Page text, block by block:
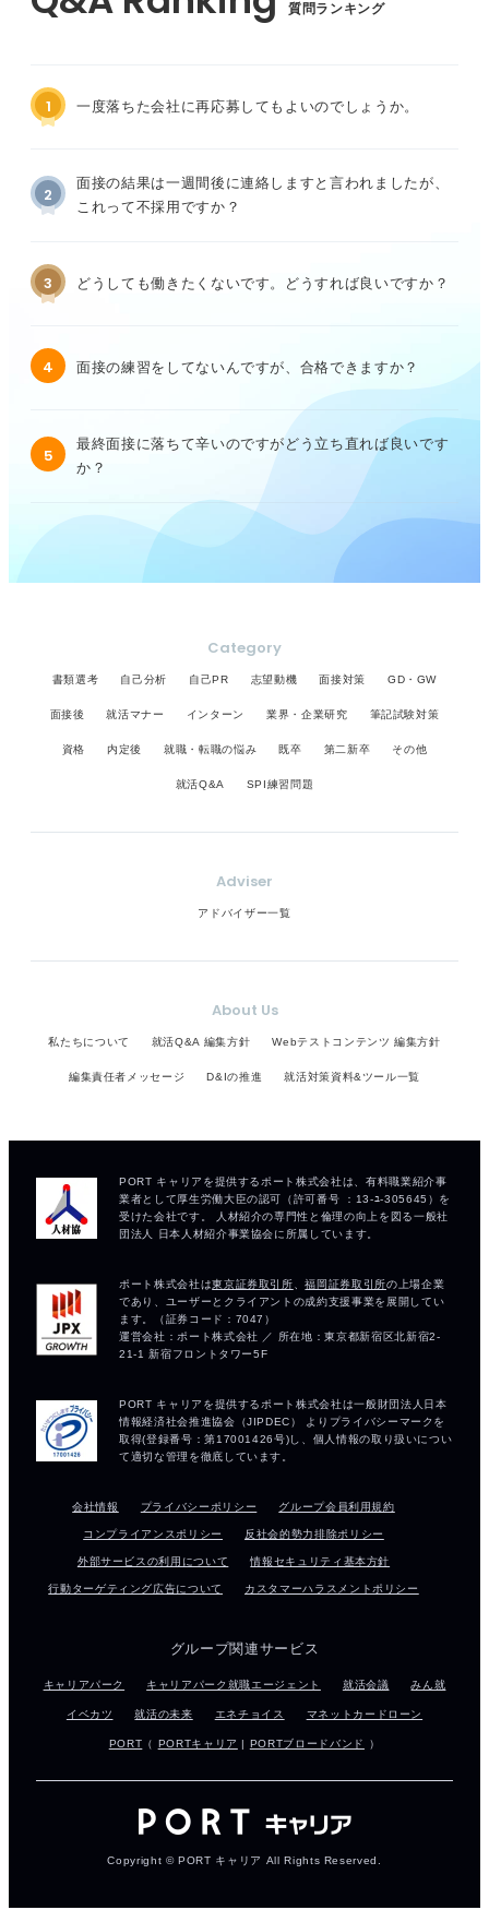
質問ランキング
1 一度落ちた会社に再応募してもよいのでしょうか。
2
面接の結果は一週間後に連絡しますと言われましたが、
これって不採用ですか？
3 どうしても働きたくないです。どうすれば良いですか？
4 面接の練習をしてないんですが、合格できますか？
5
最終面接に落ちて辛いのですがどう立ち直れば良いです
か？
Category
書類選考 自己分析 自己PR 志望動機 面接対策 GD・GW
面接後 就活マナー インターン 業界・企業研究 筆記試験対策
資格 内定後 就職・転職の悩み 既卒 第二新卒 その他
就活Q&A SPI練習問題
Adviser
アドバイザー一覧
About Us
私たちについて 就活Q&A 編集方針 Webテストコンテンツ 編集方針
編集責任者メッセージ D&Iの推進 就活対策資料&ツール一覧
会社情報 プライバシーポリシー グループ会員利用規約
コンプライアンスポリシー 反社会的勢力排除ポリシー
外部サービスの利用について 情報セキュリティ基本方針
行動ターゲティング広告について カスタマーハラスメントポリシー